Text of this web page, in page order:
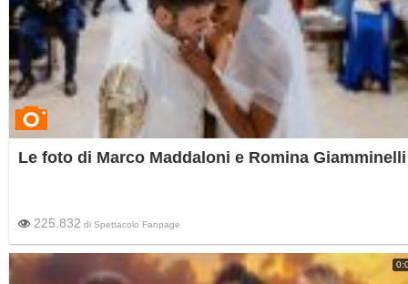
Le foto di Marco Maddaloni e Romina Giamminelli
225.832 di Spettacolo Fanpage